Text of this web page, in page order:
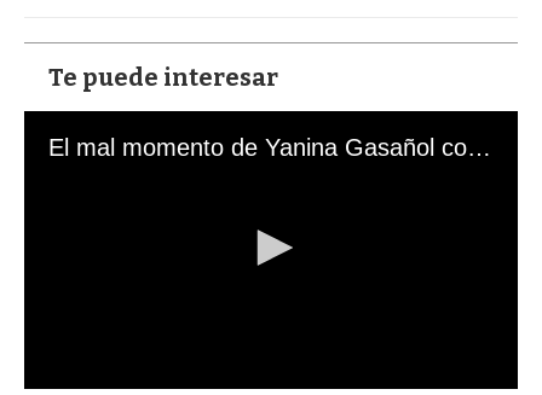
Te puede interesar
El mal momento de Yanina Gasañol con un hincha argentino en "Subrayado"